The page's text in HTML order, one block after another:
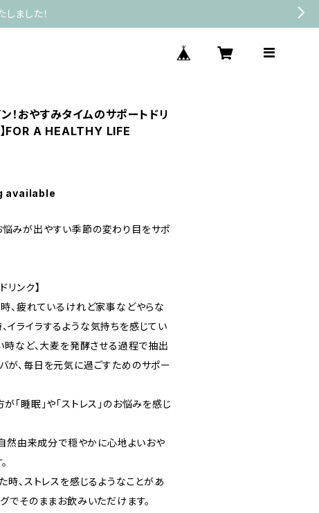
ました！
！おやすみタイムのサポートドリ
FOR A HEALTHY LIFE
available
みが出やすい季節の変わり目をサポ
リンク】
、疲れているけれど家事などやらな
イライラするような気持ちを感じてい
時など、大麦を発酵させる過程で抽出
が、毎日を元気に過ごすためのサポー
「睡眠」や「ストレス」のお悩みを感じ
然由来成分で穏やかに心地よいおや
、ストレスを感じるようなことがあ
でそのままお飲みいただけます。